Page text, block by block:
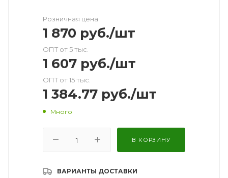
Розничная цена
1 870 руб./шт
ОПТ от 5 тыс.
1 607 руб./шт
ОПТ от 15 тыс.
1 384.77 руб./шт
Много
В КОРЗИНУ
ВАРИАНТЫ ДОСТАВКИ